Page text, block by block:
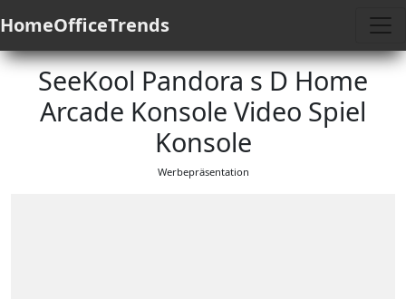
HomeOfficeTrends
SeeKool Pandora s D Home
Arcade Konsole Video Spiel
Konsole
Werbepräsentation